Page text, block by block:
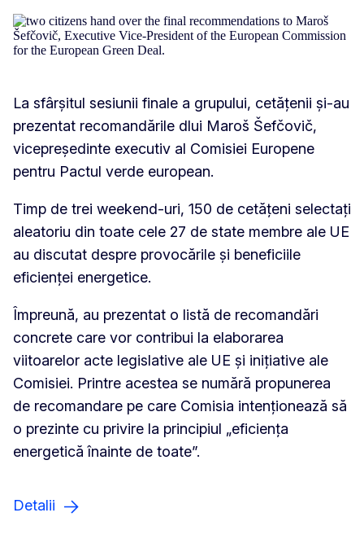
La sfârșitul sesiunii finale a grupului, cetățenii și-au
prezentat recomandările dlui Maroš Šefčovič,
vicepreședinte executiv al Comisiei Europene
pentru Pactul verde european.
Timp de trei weekend-uri, 150 de cetățeni selectați
aleatoriu din toate cele 27 de state membre ale UE
au discutat despre provocările și beneficiile
eficienței energetice.
Împreună, au prezentat o listă de recomandări
concrete care vor contribui la elaborarea
viitoarelor acte legislative ale UE și inițiative ale
Comisiei. Printre acestea se numără propunerea
de recomandare pe care Comisia intenționează să
o prezinte cu privire la principiul „eficiența
energetică înainte de toate”.
Detalii